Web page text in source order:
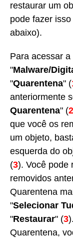
restaurar um
pode fazer
abaixo).
Para acessar a
"Malware/
"Quarentena" (
anteriormente
Quarentena" (2
que você os
um objeto,
esquerda do
(3). Você pode
removidos
Quarentena
"Selecionar
"Restaurar" (3
Quarentena,